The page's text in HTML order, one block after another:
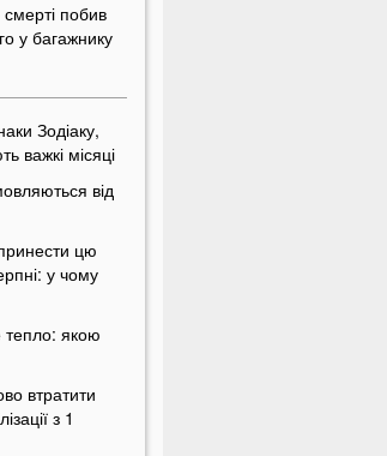
побив
у багажнику
Зодіаку,
важкі місяці
від
цю
у чому
якою
втратити
з 1